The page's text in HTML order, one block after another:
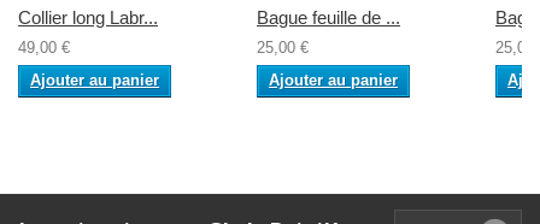
Collier long Labr...
49,00 €
Ajouter au panier
Bague feuille de ...
25,00 €
Ajouter au panier
25,00